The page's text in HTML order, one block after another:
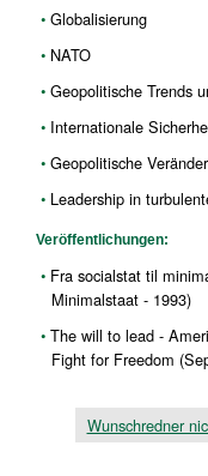
Globalisierung
NATO
Geopolitische Trends
Internationale
Geopolitische
Leadership in
Veröffentlichungen:
Fra socialstat til
Minimalstaat - 1993)
The will to lead -
Fight for Freedom
Wunschredner